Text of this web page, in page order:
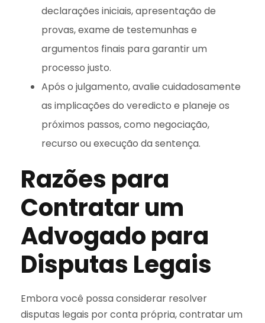
declarações iniciais, apresentação de
provas, exame de testemunhas e
argumentos finais para garantir um
processo justo.
Após o julgamento, avalie cuidadosamente
as implicações do veredicto e planeje os
próximos passos, como negociação,
recurso ou execução da sentença.
Razões para
Contratar um
Advogado para
Disputas Legais
Embora você possa considerar resolver
disputas legais por conta própria, contratar um